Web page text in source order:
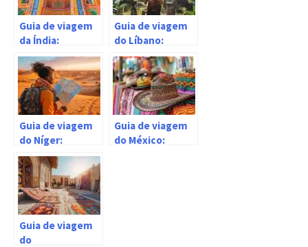
Guia de viagem
da Índia:
informações
úteis
Guia de viagem
do Líbano:
informações
úteis
Guia de viagem
do Níger:
informações
úteis
Guia de viagem
do México:
Guia de viagem
do